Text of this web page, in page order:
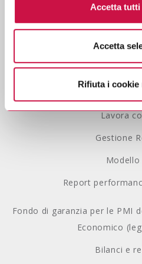
parte integrante della cookie
richiamata.
Se vuole saperne di più
privacy.
Accetta tutti
Accetta
Rifiuta i cookie
Le
Lavora
Gestione
Modello
Report
Fondo di garanzia per le PMI
Economico
Bilanci e